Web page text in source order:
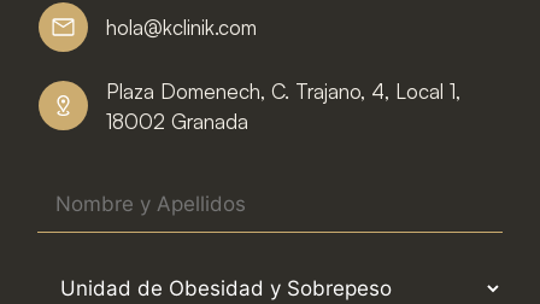
hola@kclinik.com
Plaza Domenech, C. Trajano, 4, Local 1,
18002 Granada